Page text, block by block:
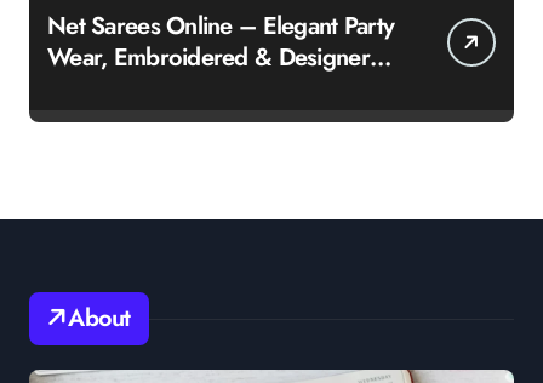
Net Sarees Online – Elegant Party
Wear, Embroidered & Designer
About